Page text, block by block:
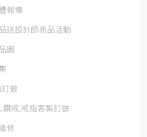
報導
送設計師商品活動
圖
做
戒.戒指客製訂做
修